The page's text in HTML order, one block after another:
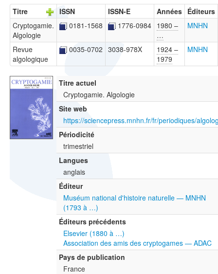
?
Titre ISSN ISSN-E Années Éditeurs
Cryptogamie.
Algologie
0181-1568 1776-0984 1980 –
…
MNHN
Revue
algologique
0035-0702 3038-978X
1924 –
1979
MNHN
Titre actuel
Cryptogamie. Algologie
Site web
https://sciencepress.mnhn.fr/fr/periodiques/
Périodicité
trimestriel
Langues
anglais
Éditeur
Muséum national d'histoire naturelle — MNHN
(1793 à …)
Éditeurs précédents
Elsevier (1880 à …)
Association des amis des cryptogames — ADAC
Pays de publication
France